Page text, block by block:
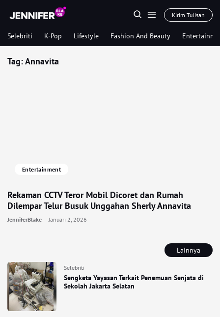
Kirim Tulisan
Selebriti K-Pop Lifestyle Fashion And Beauty
Lainnya
Selebriti
Sengketa Yayasan Terkait Penemuan Senjata di
Sekolah Jakarta Selatan
Tag:Annavita
Entertainment
Rekaman CCTV Teror Mobil Dicoret dan Rumah
Dilempar Telur Busuk Unggahan Sherly Annavita
JenniferBlake Januari 2, 2026